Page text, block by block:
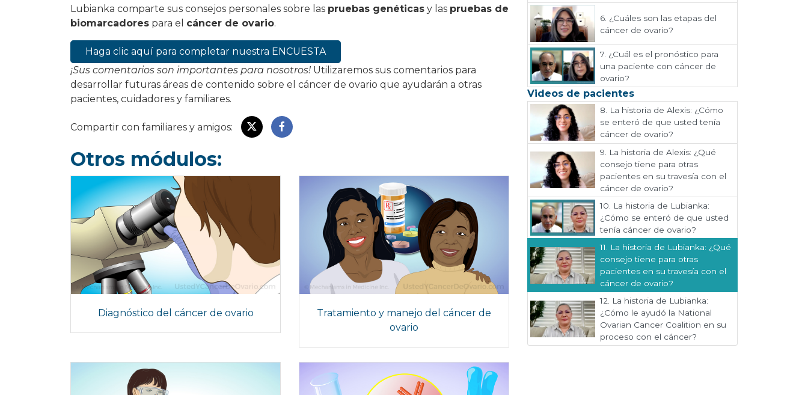
6. ¿Cuáles son las etapas del
cáncer de ovario?
7. ¿Cuál es el pronóstico para
una paciente con cáncer de
ovario?
Videos de pacientes
8. La historia de Alexis: ¿Cómo
se enteró de que usted tenía
cáncer de ovario?
9.
La historia de Alexis: ¿Qué
consejo tiene para otras
pacientes en su travesía con el
cáncer de ovario?
10.
La historia de Lubianka:
¿Cómo se enteró de que usted
tenía cáncer de ovario?
11. La historia de Lubianka: ¿Qué
consejo tiene para otras
pacientes en su travesía con el
cáncer de ovario?
12. La historia de Lubianka:
¿Cómo le ayudó la National
Ovarian Cancer Coalition en su
proceso con el cáncer?
Lubianka comparte sus consejos personales sobre las pruebas genéticas y las pruebas de
biomarcadores para el cáncer de ovario.
Haga clic aquí para completar nuestra ENCUESTA
¡Sus comentarios son importantes para nosotros! Utilizaremos sus comentarios para
desarrollar futuras áreas de contenido sobre el cáncer de ovario que ayudarán a otras
pacientes, cuidadores y familiares.
Compartir con familiares y amigos:
Otros módulos:
Diagnóstico del cáncer de ovario
Tratamiento y manejo del cáncer de
ovario